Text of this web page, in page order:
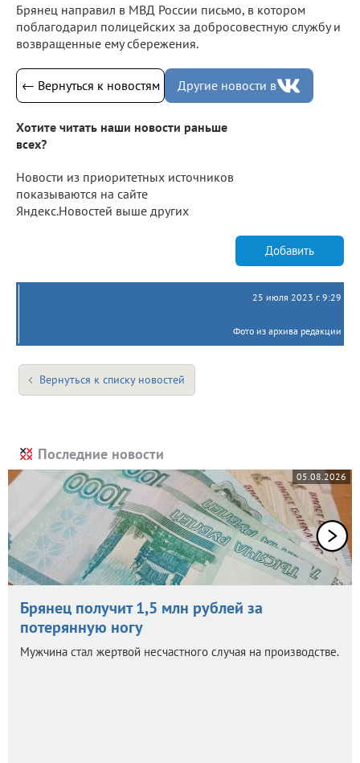
Брянец направил в МВД России письмо, в котором
поблагодарил полицейских за добросовестную службу и
возвращенные ему сбережения.
← Вернуться к новостям Другие новости в
Хотите читать наши новости раньше
всех?
Новости из приоритетных источников
показываются на сайте
Яндекс.Новостей выше других
Добавить
25 июля 2023 г. 9:29
Фото из архива редакции
Вернуться к списку новостей
Последние новости
05.08.2026
Брянец получит 1,5 млн рублей за
потерянную ногу
Мужчина стал жертвой несчастного случая на производстве.